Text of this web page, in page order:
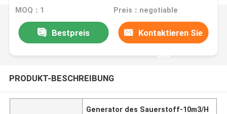
Sauerstoff-Anlage
MOQ：1 Preis：negotiable
Bestpreis Kontaktieren Sie
uns
PRODUKT-BESCHREIBUNG
Generator des Sauerstoff-10m3/H